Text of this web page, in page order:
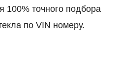
100% точного подбора
по VIN номеру.